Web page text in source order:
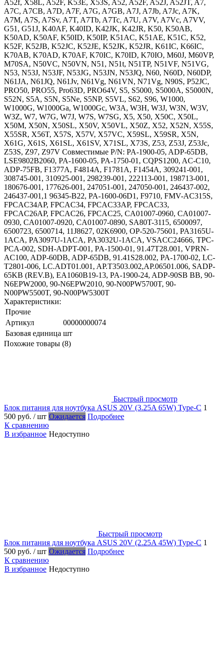
A52f, X58L, A52F, K53E, X53S, A52, A52F, A52J, A52JT, A7,
A7C, A7CB, A7D, A7F, A7G, A7GB, A7J, A7Jb, A7Jc, A7K,
A7M, A7S, A7Sv, A7T, A7Tb, A7Tc, A7U, A7V, A7Vc, A7VV,
G51, G51J, K40AF, K40ID, K42JK, K42JR, K50, K50AB,
K50AD, K50AF, K50ID, K50IP, K51AC, K51AE, K51C, K52,
K52F, K52JB, K52JC, K52JE, K52JK, K52JR, K61IC, K66IC,
K70AB, K70AD, K70AF, K70IC, K70ID, K70IO, M60J, M60VP,
M70SA, N50VC, N50VN, N51, N51t, N51TP, N51VF, N51VG,
N53, N53J, N53JF, N53JG, N53JN, N53JQ, N60, N60D, N60DP,
N61JA, N61JQ, N61Jv, N61Vg, N61VN, N71Vg, N90S, P52JC,
PRO50, PRO55, Pro63D, PRO64V, S5, S5000, S5000A, S5000N,
S52N, S5A, S5N, S5Ne, S5NP, S5VL, S62, S96, W1000,
W1000G, W1000Ga, W1000Gc, W3A, W3H, W3J, W3N, W3V,
W3Z, W7, W7G, W7J, W7S, W7SG, X5, X50, X50C, X50L,
X50M, X50N, X50SL, X50V, X50VL, X50Z, X52, X52N, X55S,
X55SR, X56T, X57S, X57V, X57VC, X59SL, X59SR, X5N,
X61G, X61S, X61SL, X61SV, X71SL, X73S, Z53, Z53J, Z53Jc,
Z53S, Z97, Z97V Совместимые P/N: PA-1900-05, ADP-65DB,
LSE9802B2060, PA-1600-05, PA-1750-01, CQPS1200, AC-C10,
ADP-75FB, F1377A, F4814A, F1781A, F1454A, 309241-001,
308745-001, 310925-001, 298239-001, 222113-001, 198713-001,
180676-001, 177626-001, 247051-001, 247050-001, 246437-002,
246437-001,1 96345-B22, PA-1600-06D1, F9710, FMV-AC315S,
FPCAC34AP, FPCAC34, FPCAC33AP, FPCAC33,
FPCAC26AP, FPCAC26, FPCAC25, CA01007-0960, CA01007-
0930, CA01007-0920, CA01007-0890, SA80T-3115, 6500097,
6500723, 6500714, 11J8627, 02K6900, OP-520-75601, PA3165U-
1ACA, PA3097U-1ACA, PA3032U-1ACA, VSACC24666, TPC-
PCA-002, SDH-ADPT-001, PA-1500-01, 91.47T28.001, VPRN-
AC100, ADP-60DB, ADP-65DB, 91.41S28.002, PA-1700-02, LC-
T2801-006, LC.ADT01.001, AP.T3503.002,AP.06501.006, SADP-
65KB (REV.B), EA1060B19-13, PA-1900-24, ADP-90SB BB, 90-
N6EPW2000, 90-N6EPW2010, 90-N00PW5700T, 90-
N00PW5500T, 90-N00PW5300T
Характеристики:
Прочие
Артикул
00000000074
Базовая единица шт
Похожие товары (8)
Быстрый просмотр
Блок питания для ноутбука ASUS 20V (3.25A 65W) Type-C 1
500 руб. / шт Ожидается Подробнее
К сравнению
В избранное Недоступно
Быстрый просмотр
Блок питания для ноутбука ASUS 20V (2.25A 45W) Type-C 1
500 руб. / шт Ожидается Подробнее
К сравнению
В избранное Недоступно